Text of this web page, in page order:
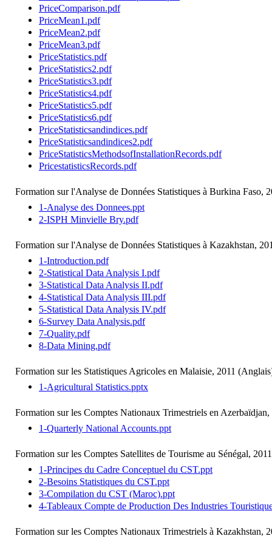
PriceComparison.pdf
PriceMean1.pdf
PriceMean2.pdf
PriceMean3.pdf
PriceStatistics.pdf
PriceStatistics2.pdf
PriceStatistics3.pdf
PriceStatistics4.pdf
PriceStatistics5.pdf
PriceStatistics6.pdf
PriceStatisticsandindices.pdf
PriceStatisticsandindices2.pdf
PriceStatisticsMethodsofInstallationRecords.pdf
PricestatisticsRecords.pdf
Formation sur l'Analyse de Données Statistiques à Burkina Faso,
1-Analyse des Donnees.ppt
2-ISPH Minvielle Bry.pdf
Formation sur l'Analyse de Données Statistiques à Kazakhstan,
1-Introduction.pdf
2-Statistical Data Analysis I.pdf
3-Statistical Data Analysis II.pdf
4-Statistical Data Analysis III.pdf
5-Statistical Data Analysis IV.pdf
6-Survey Data Analysis.pdf
7-Quality.pdf
8-Data Mining.pdf
Formation sur les Statistiques Agricoles en Malaisie, 2011
1-Agricultural Statistics.pptx
Formation sur les Comptes Nationaux Trimestriels en
1-Quarterly National Accounts.ppt
Formation sur les Comptes Satellites de Tourisme au Sénégal,
1-Principes du Cadre Conceptuel du CST.ppt
2-Besoins Statistiques du CST.ppt
3-Compilation du CST (Maroc).ppt
4-Tableaux Compte de Production Des Industries
Formation sur les Comptes Nationaux Trimestriels à Kazakhstan,